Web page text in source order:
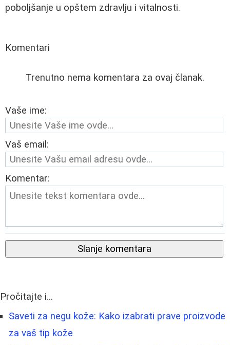
poboljšanje u opštem zdravlju i vitalnosti.
Komentari
Trenutno nema komentara za ovaj članak.
Vaše ime:
Vaš email:
Komentar:
Slanje komentara
Pročitajte i...
Saveti za negu kože: Kako izabrati prave proizvode
za vaš tip kože